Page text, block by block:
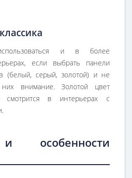
и в более
если выбрать панели
(белый, серый, золотой) и не
них внимание. Золотой цвет
смотрится в интерьерах с
особенности